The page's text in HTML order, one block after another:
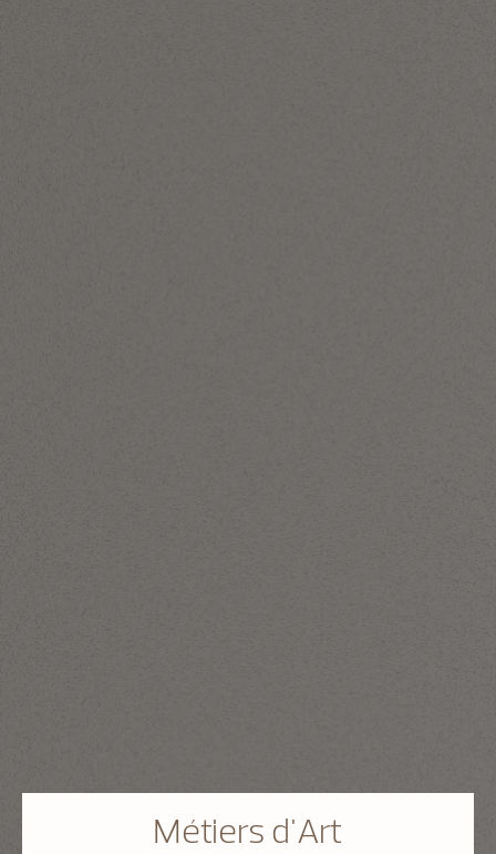
Métiers d'Art